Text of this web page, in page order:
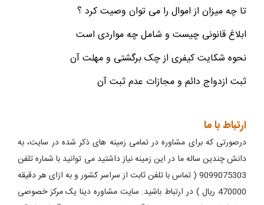
تا چه میزان از اموال را می توان وصیت کرد ؟
ابلاغ قانونی چیست و شامل چه مواردی است
نحوه شکایت کیفری از چک برگشتی و مهلت آن
ثبت ازدواج دائم و مجازات عدم ثبت آن
ارتباط با ما
درصورتی که برای مشاوره در تمامی زمینه های ذکر شده در سایت، به
دانش چندین ساله ما در این زمینه نیاز داشتید می توانید با شماره تلفن
9099075303 ( تماس با تلفن ثابت از سراسر کشور و به ازای هر دقیقه
470000 ریال ) در ارتباط باشید. سایت مشاوره دینا یک مرکز خصوصی